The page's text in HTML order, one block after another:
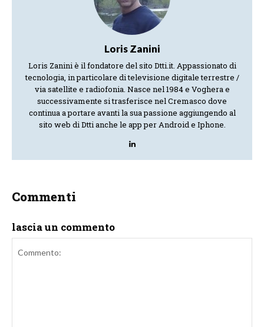
Loris Zanini
Loris Zanini è il fondatore del sito Dtti.it. Appassionato di
tecnologia, in particolare di televisione digitale terrestre /
via satellite e radiofonia. Nasce nel 1984 e Voghera e
successivamente si trasferisce nel Cremasco dove
continua a portare avanti la sua passione aggiungendo al
sito web di Dtti anche le app per Android e Iphone.
Commenti
lascia un commento